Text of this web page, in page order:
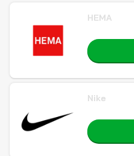
HEMA
Nike